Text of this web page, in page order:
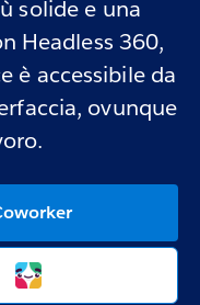
solide e una
Headless 360,
è accessibile da
ovunque